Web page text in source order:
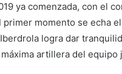
ya comenzada, con el
momento se echa
logra dar
artillera del